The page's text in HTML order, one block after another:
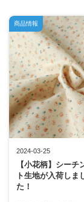
2024-03-25
【小花柄】シーチ
ト生地が入荷しま
た！
商品情報